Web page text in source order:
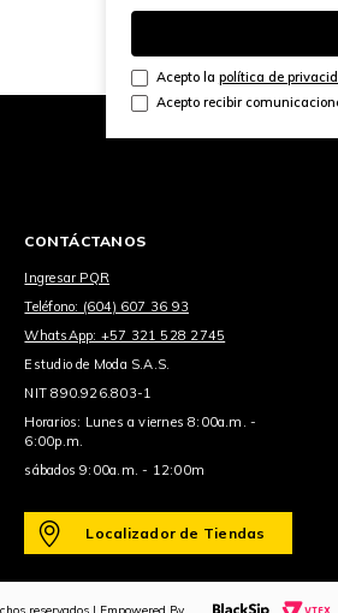
Acepto la política de
Acepto recibir
CONTÁCTANOS
Ingresar PQR
Teléfono: (604) 607 36 93
WhatsApp: +57 321 528 2745
Estudio de Moda S.A.S.
NIT 890.926.803-1
Horarios: Lunes a viernes 8:00a.m. -
6:00p.m.
sábados 9:00a.m. - 12:00m
Localizador de Tiendas